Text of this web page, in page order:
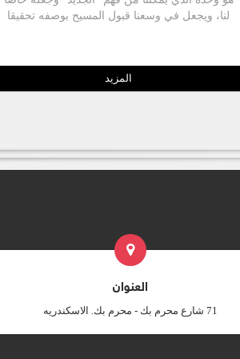
لنا، ويجعل في وسعنا قبول المسيح بوصفه تحقيقا
بالروح والحق. حيث كهنوت الظل والناموس يُشير
إلى الكهنوت الحقيقي، أي إلى الكهنوت بحسب
المسيح، والذي بواسطته تقدس الجنس المقدس من
المزيد
العنوان
‎71 شارع محرم بك - محرم بك. الاسكندريه